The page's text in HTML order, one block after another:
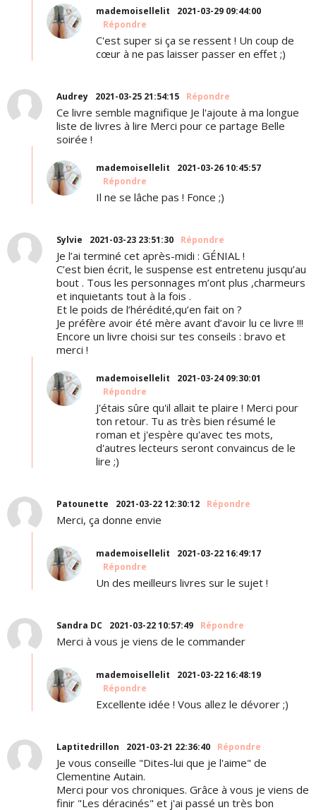
mademoisellelit
2021-03-29 09:44:00
Répondre
C'est super si ça se ressent ! Un coup de
cœur à ne pas laisser passer en effet ;)
Audrey 2021-03-25 21:54:15 Répondre
Ce livre semble magnifique Je l'ajoute à ma longue
liste de livres à lire Merci pour ce partage Belle
soirée !
mademoisellelit
2021-03-26 10:45:57
Répondre
Il ne se lâche pas ! Fonce ;)
Sylvie 2021-03-23 23:51:30 Répondre
Je l’ai terminé cet après-midi : GÉNIAL !
C’est bien écrit, le suspense est entretenu jusqu’au
bout . Tous les personnages m’ont plus ,charmeurs
et inquietants tout à la fois .
Et le poids de l’hérédité,qu’en fait on ?
Je préfère avoir été mère avant d’avoir lu ce livre !!!
Encore un livre choisi sur tes conseils : bravo et
merci !
mademoisellelit
2021-03-24 09:30:01
Répondre
J'étais sûre qu'il allait te plaire ! Merci pour
ton retour. Tu as très bien résumé le
roman et j'espère qu'avec tes mots,
d'autres lecteurs seront convaincus de le
lire ;)
Patounette 2021-03-22 12:30:12 Répondre
Merci, ça donne envie
mademoisellelit
2021-03-22 16:49:17
Répondre
Un des meilleurs livres sur le sujet !
Sandra DC 2021-03-22 10:57:49 Répondre
Merci à vous je viens de le commander
mademoisellelit
2021-03-22 16:48:19
Répondre
Excellente idée ! Vous allez le dévorer ;)
Laptitedrillon 2021-03-21 22:36:40 Répondre
Je vous conseille "Dites-lui que je l'aime" de
Clementine Autain.
Merci pour vos chroniques. Grâce à vous je viens de
finir "Les déracinés" et j'ai passé un très bon